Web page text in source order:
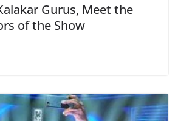
Gurus, Meet the
of the Show